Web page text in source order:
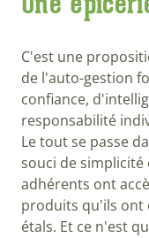
C'est une
de l'auto-gestion
confiance,
responsabilité
Le tout se passe
souci de
adhérents ont
produits qu'ils ont
étals. Et ce n'est